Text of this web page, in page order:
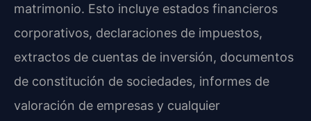
matrimonio. Esto incluye estados financieros
corporativos, declaraciones de impuestos,
extractos de cuentas de inversión, documentos
de constitución de sociedades, informes de
valoración de empresas y cualquier